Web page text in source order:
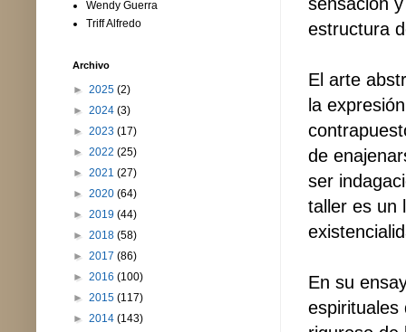
estructura
El arte
la
de
ser
taller es un
En su
espirituales
Wendy Guerra
Triff Alfredo
Archivo
► 2025 (2)
► 2024 (3)
► 2023 (17)
► 2022 (25)
► 2021 (27)
► 2020 (64)
► 2019 (44)
► 2018 (58)
► 2017 (86)
► 2016 (100)
► 2015 (117)
► 2014 (143)